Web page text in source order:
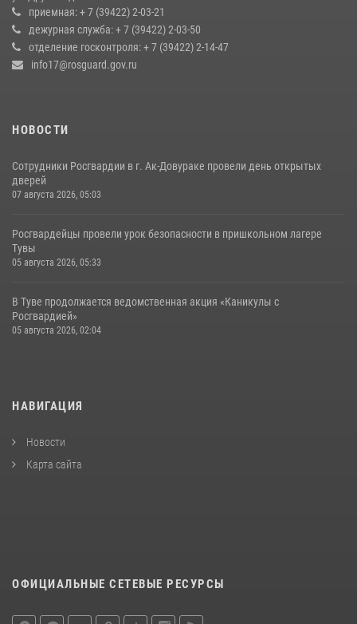
Кызылчанин поблагодарил сотрудников Росгвардии за
оперативное реагирование в решении конфликтной ситуации
17 июля 2026, 07:22 1
приемная: + 7 (39422) 2-03-21
дежурная служба: + 7 (39422) 2-03-50
отделение госконтроля: + 7 (39422) 2-14-47
info17@rosguard.gov.ru
НОВОСТИ
Сотрудники Росгвардии в г. Ак-Довураке провели день открытых
дверей
07 августа 2026, 05:03
Росгвардейцы провели урок безопасности в пришкольном лагере
Тувы
05 августа 2026, 05:33
В Туве продолжается ведомственная акция «Каникулы с
Росгвардией»
05 августа 2026, 02:04
НАВИГАЦИЯ
Новости
Карта сайта
ОФИЦИАЛЬНЫЕ СЕТЕВЫЕ РЕСУРСЫ